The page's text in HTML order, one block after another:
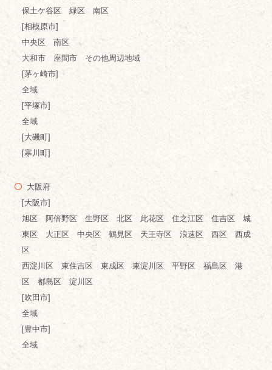
保土ケ谷区 緑区 南区
[相模原市]
中央区 南区
大和市 座間市 その他周辺地域
[茅ヶ崎市]
全域
[平塚市]
全域
[大磯町]
[寒川町]
大阪府
[大阪市]
旭区 阿倍野区 生野区 北区 此花区 住之江区 住吉区 城
東区 大正区 中央区 鶴見区 天王寺区 浪速区 西区 西成
区
西淀川区 東住吉区 東成区 東淀川区 平野区 福島区 港
区 都島区 淀川区
[吹田市]
全域
[豊中市]
全域